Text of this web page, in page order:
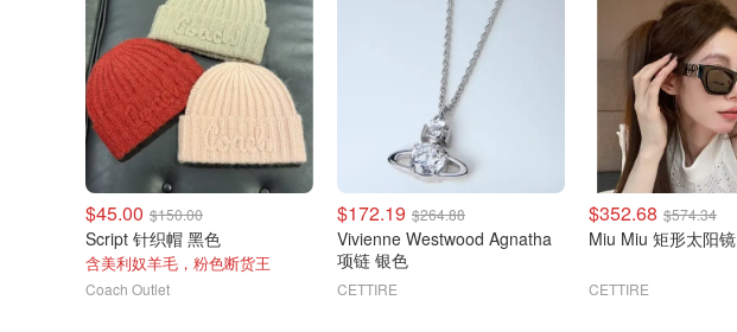
$45.00 $150.00
Script 针织帽 黑色
含美利奴羊毛，粉色断货王
Coach Outlet
$172.19 $264.88
Vivienne Westwood Agnatha
项链 银色
CETTIRE
$352.68 $574.34
Miu Miu 矩形太阳镜
CETTIRE